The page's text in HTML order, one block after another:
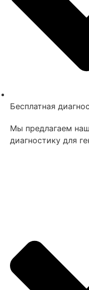
Бесплатная
Мы предлагаем
диагностику для